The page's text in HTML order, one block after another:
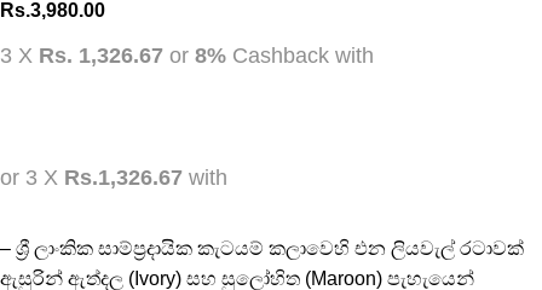
Rs.3,980.00
3 X Rs. 1,326.67 or 8% Cashback with
or 3 X Rs.1,326.67 with
– ශ්‍රී ලාංකික සාම්ප්‍රදායික කැටයම් කලාවෙහි එන ලියවැල් රටාවක්
ඇසුරින් ඇත්දල (Ivory) සහ සුලෝහිත (Maroon) පැහැයෙන්